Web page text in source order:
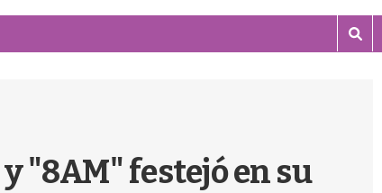
M
o
"8AM" festejó en su